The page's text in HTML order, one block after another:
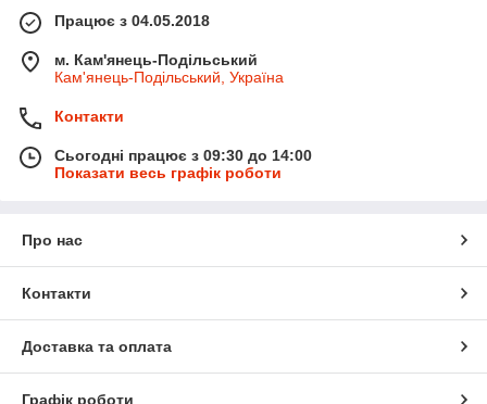
Працює з 04.05.2018
м. Кам'янець-Подільський
Кам'янець-Подільський, Україна
Контакти
Сьогодні працює з 09:30 до 14:00
Показати весь графік роботи
Про нас
Контакти
Доставка та оплата
Графік роботи